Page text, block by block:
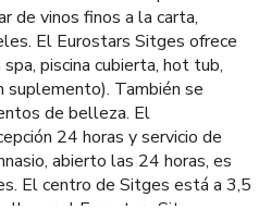
de vinos finos a la carta,
El Eurostars Sitges ofrece
piscina cubierta, hot tub,
suplemento). También se
de belleza. El
24 horas y servicio de
abierto las 24 horas, es
El centro de Sitges está a 3,5
llegar al Eurostars Sitges en